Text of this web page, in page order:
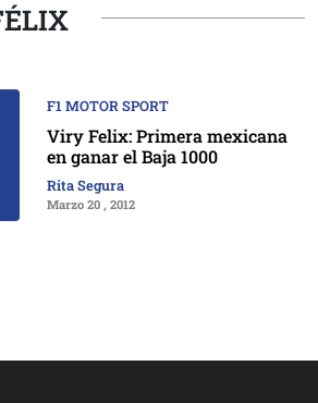
F1 MOTOR SPORT
Viry Felix: Primera mexicana
en ganar el Baja 1000
Rita Segura
Marzo 20 , 2012